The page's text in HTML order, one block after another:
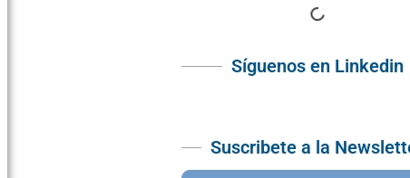
Síguenos en Linkedin
Suscribete a la